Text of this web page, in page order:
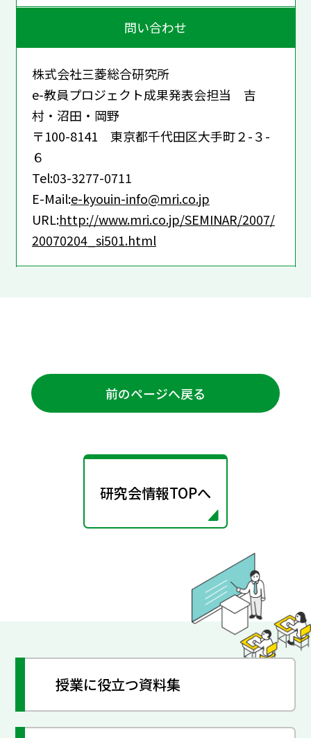
問い合わせ
株式会社三菱総合研究所
e-教員プロジェクト成果発表会担当 吉
村・沼田・岡野
〒100-8141 東京都千代田区大手町２-３-
６
Tel:03-3277-0711
E-Mail:e-kyouin-info@mri.co.jp
URL:http://www.mri.co.jp/SEMINAR/2007/
20070204_si501.html
前のページへ戻る
研究会情報TOPへ
授業に役立つ資料集